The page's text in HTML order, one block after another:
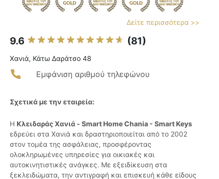
Δείτε περισσότερα >>
9.6 (81)
Χανιά, Κάτω Δαράτσο 48
Εμφάνιση αριθμού τηλεφώνου
Σχετικά με την εταιρεία:
Η Κλειδαράς Χανιά - Smart Home Chania - Smart Keys
εδρεύει στα Χανιά και δραστηριοποιείται από το 2002
στον τομέα της ασφάλειας, προσφέροντας
ολοκληρωμένες υπηρεσίες για οικιακές και
αυτοκινητιστικές ανάγκες. Με εξειδίκευση στα
ξεκλειδώματα, την αντιγραφή και επισκευή κάθε είδους